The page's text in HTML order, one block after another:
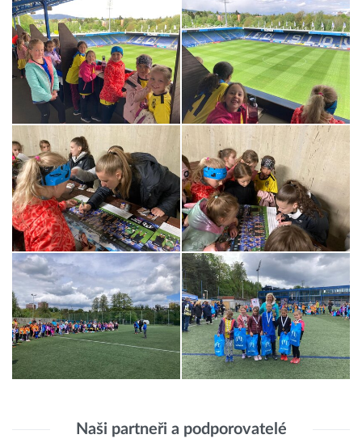
Naši partneři a podporovatelé